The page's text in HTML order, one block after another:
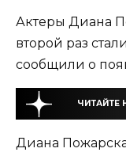
Актеры Диана
второй раз
сообщили о
ЧИТАЙТЕ
Диана